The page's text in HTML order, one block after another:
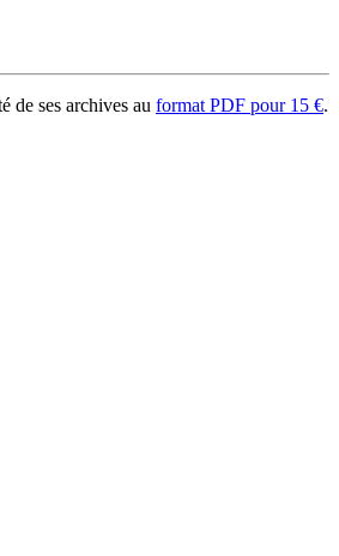
de ses archives au format PDF pour 15 €.